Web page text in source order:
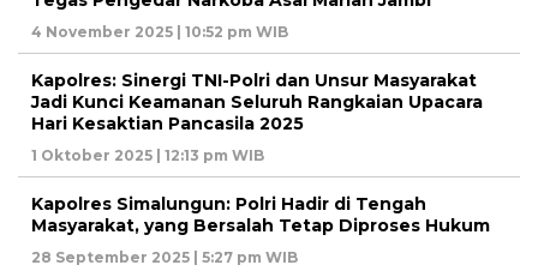
4 November 2025 | 10:52 pm WIB
Kapolres: Sinergi TNI-Polri dan Unsur Masyarakat
Jadi Kunci Keamanan Seluruh Rangkaian Upacara
Hari Kesaktian Pancasila 2025
1 Oktober 2025 | 12:13 pm WIB
Kapolres Simalungun: Polri Hadir di Tengah
Masyarakat, yang Bersalah Tetap Diproses Hukum
28 September 2025 | 5:27 pm WIB